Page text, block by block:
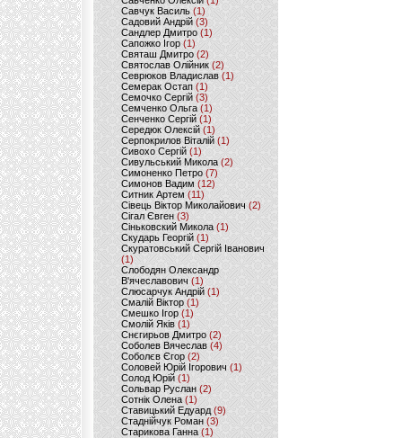
Савчук Василь (1)
Садовий Андрій (3)
Сандлер Дмитро(1)
Сапожко Ігор(1)
Святаш Дмитро (2)
Святослав Олійник (2)
Севрюков Владислав (1)
Семерак Остап (1)
Семочко Сергій (3)
Семченко Ольга (1)
Сенченко Сергій(1)
Середюк Олексій(1)
Серпокрилов Віталій(1)
Сивохо Сергій(1)
Сивульський Микола(2)
Симоненко Петро(7)
Симонов Вадим (12)
Ситник Артем(11)
Сівець Віктор Миколайович(2)
Сігал Євген (3)
Сіньковский Микола(1)
Скударь Георгій (1)
Скуратовський Сергій Іванович
(1)
Слободян Олександр
В'ячеславович(1)
Слюсарчук Андрій(1)
Смалій Віктор (1)
Смешко Ігор (1)
Смолій Яків (1)
Снєгирьов Дмитро (2)
Соболев Вячеслав (4)
Соболєв Єгор(2)
Соловей Юрій Ігорович (1)
Солод Юрій (1)
Сольвар Руслан (2)
Сотнік Олена(1)
Ставицький Едуард (9)
Стаднійчук Роман(3)
Старикова Ганна (1)